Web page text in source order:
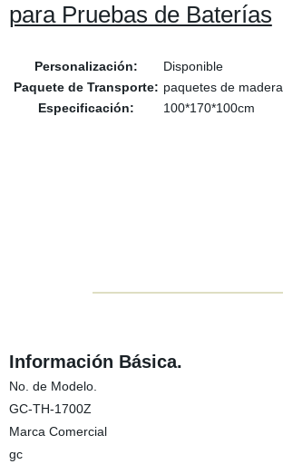
para Pruebas de Baterías
Personalización:
Disponible
Paquete de Transporte: paquetes de madera
Especificación:
100*170*100cm
Información Básica.
No. de Modelo.
GC-TH-1700Z
Marca Comercial
gc